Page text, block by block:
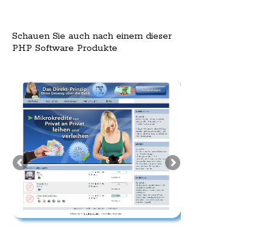
Schauen Sie auch nach einem dieser
PHP Software Produkte